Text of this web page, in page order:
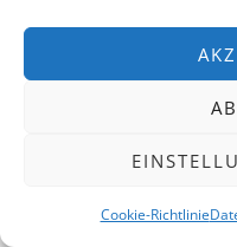
Cookie-Richtlinie